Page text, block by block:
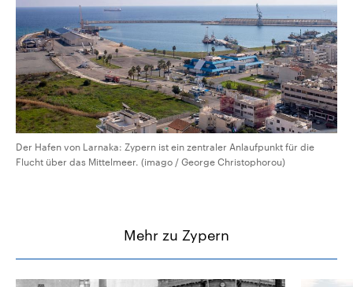
Der Hafen von Larnaka: Zypern ist ein zentraler Anlaufpunkt für die
Flucht über das Mittelmeer. (imago / George Christophorou)
Mehr zu Zypern